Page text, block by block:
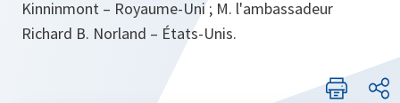
Kinninmont – Royaume-Uni ; M. l'ambassadeur
Richard B. Norland – États-Unis.